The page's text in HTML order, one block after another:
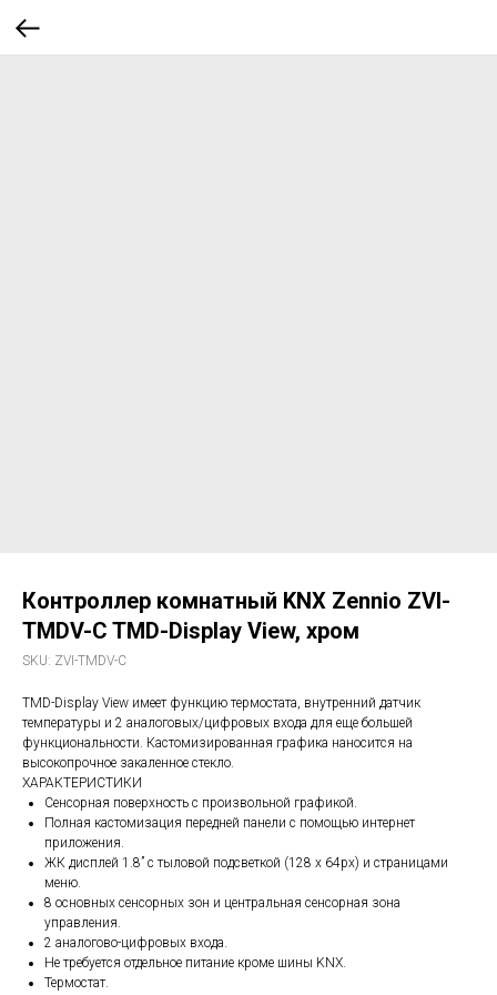
Контроллер комнатный KNX Zennio ZVI-
TMDV-C TMD-Display View, хром
SKU: ZVI-TMDV-C
TMD-Display View имеет функцию термостата, внутренний датчик
температуры и 2 аналоговых/цифровых входа для еще большей
функциональности. Кастомизированная графика наносится на
высокопрочное закаленное стекло.
ХАРАКТЕРИСТИКИ
Сенсорная поверхность с произвольной графикой.
Полная кастомизация передней панели с помощью интернет
приложения.
ЖК дисплей 1.8” с тыловой подсветкой (128 x 64px) и страницами
меню.
8 основных сенсорных зон и центральная сенсорная зона
управления.
2 аналогово-цифровых входа.
Не требуется отдельное питание кроме шины KNX.
Термостат.